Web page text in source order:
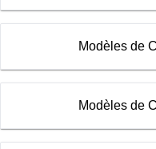
Modèles de
Modèles de